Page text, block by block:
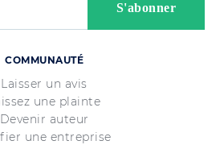
COMMUNAUTÉ
Laisser un avis
une plainte
Devenir auteur
une entreprise